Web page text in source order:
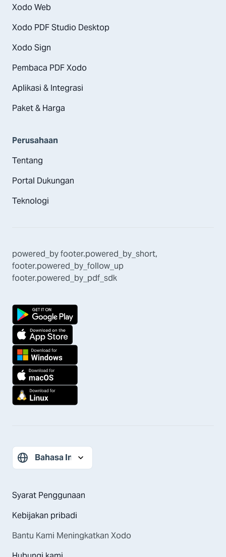
Xodo Web
Xodo PDF Studio Desktop
Xodo Sign
Pembaca PDF Xodo
Aplikasi & Integrasi
Paket & Harga
Perusahaan
Tentang
Portal Dukungan
Teknologi
powered_byfooter.powered_by_short,
footer.powered_by_follow_up
footer.powered_by_pdf_sdk
Syarat Penggunaan
Kebijakan pribadi
Bantu Kami Meningkatkan Xodo